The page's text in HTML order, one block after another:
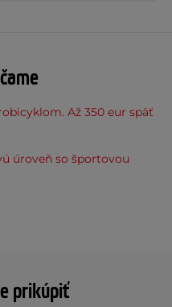
prikúpiť
Až 350 eur späť
úroveň so športovou